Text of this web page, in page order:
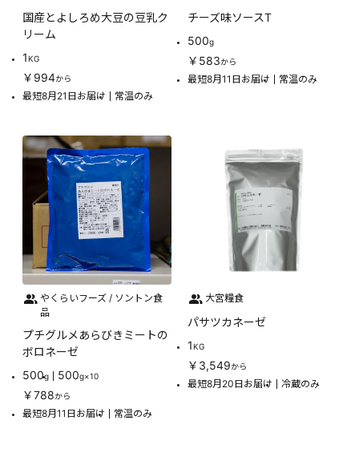
国産とよしろめ大豆の豆乳ク
リーム
1KG
￥994から
最短8月21日お届け 常温のみ
チーズ味ソースT
500g
￥583から
最短8月11日お届け 常温のみ
やくらいフーズ / ソントン食
品
プチグルメあらびきミートの
ボロネーゼ
500g 500g×10
￥788から
最短8月11日お届け 常温のみ
大宮糧食
パサツカネーゼ
1KG
￥3,549から
最短8月20日お届け 冷蔵のみ